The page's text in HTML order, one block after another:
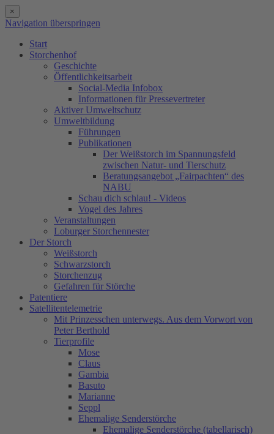
×
Navigation überspringen
Start
Storchenhof
Geschichte
Öffentlichkeitsarbeit
Social-Media Infobox
Informationen für Pressevertreter
Aktiver Umweltschutz
Umweltbildung
Führungen
Publikationen
Der Weißstorch im Spannungsfeld
zwischen Natur- und Tierschutz
Beratungsangebot „Fairpachten“ des
NABU
Schau dich schlau! - Videos
Vogel des Jahres
Veranstaltungen
Loburger Storchennester
Der Storch
Weißstorch
Schwarzstorch
Storchenzug
Gefahren für Störche
Patentiere
Satellitentelemetrie
Mit Prinzesschen unterwegs. Aus dem Vorwort von
Peter Berthold
Tierprofile
Mose
Claus
Gambia
Basuto
Marianne
Seppl
Ehemalige Senderstörche
Ehemalige Senderstörche (tabellarisch)